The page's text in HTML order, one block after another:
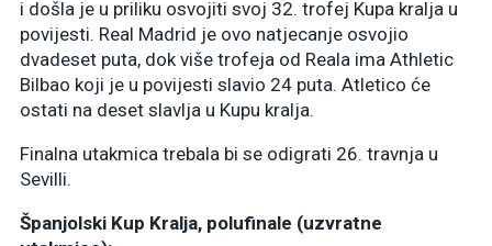
i došla je u priliku osvojiti svoj 32. trofej Kupa kralja u
povijesti. Real Madrid je ovo natjecanje osvojio
dvadeset puta, dok više trofeja od Reala ima Athletic
Bilbao koji je u povijesti slavio 24 puta. Atletico će
ostati na deset slavlja u Kupu kralja.
Finalna utakmica trebala bi se odigrati 26. travnja u
Sevilli.
Španjolski Kup Kralja, polufinale (uzvratne